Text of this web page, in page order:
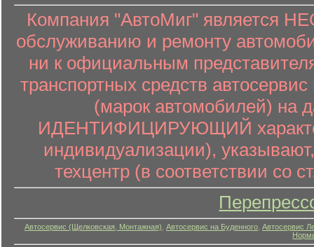
Компания "АвтоМиг" является
обслуживанию и ремонту
ни к официальным
транспортных средств
(марок автомобилей) на
ИДЕНТИФИЦИРУЮЩИЙ характер
индивидуализации),
техцентр (в соответствии со
Автосервис (Щелковская, Монтажная) Автосервис на Буденного Автосервис